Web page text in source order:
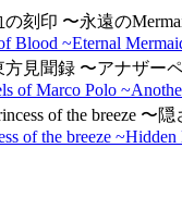
刻印 〜永遠の
Blood ~Eternal
方見聞録 〜アナザー
of Marco Polo
of the breeze 〜
of the breeze